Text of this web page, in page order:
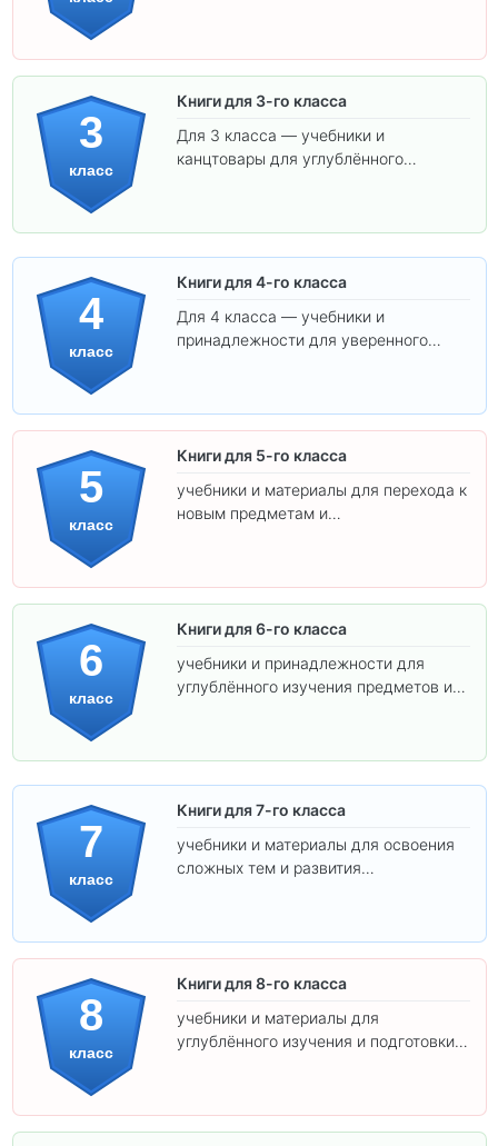
3
класс
Книги для 3-го класса
Для 3 класса — учебники и
канцтовары для углублённого
4
класс
Книги для 4-го класса
Для 4 класса — учебники и
принадлежности для уверенного
5
класс
Книги для 5-го класса
учебники и материалы для перехода к
новым предметам и
6
класс
Книги для 6-го класса
учебники и принадлежности для
углублённого изучения предметов и
7
класс
Книги для 7-го класса
учебники и материалы для освоения
сложных тем и развития
8
класс
Книги для 8-го класса
учебники и материалы для
углублённого изучения и подготовки к